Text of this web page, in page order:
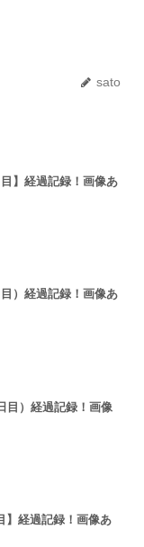
sato
】経過記録！画像あ
）経過記録！画像あ
目）経過記録！画像
】経過記録！画像あ